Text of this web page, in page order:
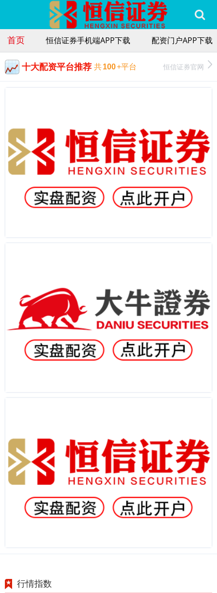
首页 恒信证券手机端APP下载 配资门户APP下载
十大配资平台推荐 共100+平台 恒信证券官网
行情指数